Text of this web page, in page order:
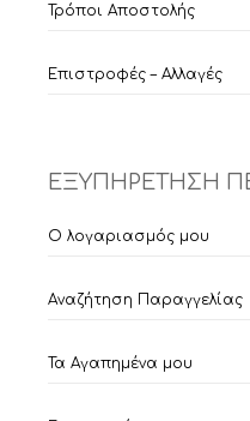
Τρόποι Αποστολής
Επιστροφές – Αλλαγές
ΕΞΥΠΗΡΕΤΗΣΗ
Ο λογαριασμός μου
Αναζήτηση Παραγγελίας
Τα Αγαπημένα μου